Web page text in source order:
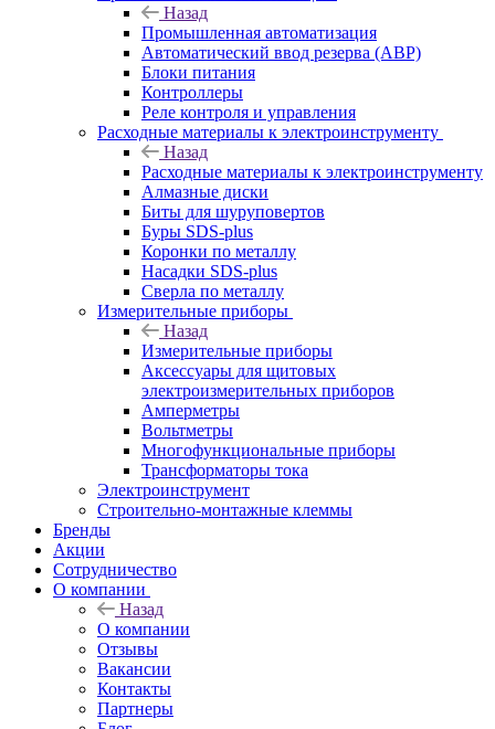
Назад
Промышленная автоматизация
Автоматический ввод резерва (АВР)
Блоки питания
Контроллеры
Реле контроля и управления
Расходные материалы к электроинструменту
Назад
Расходные материалы к электроинструменту
Алмазные диски
Биты для шуруповертов
Буры SDS-plus
Коронки по металлу
Насадки SDS-plus
Сверла по металлу
Измерительные приборы
Назад
Измерительные приборы
Аксессуары для щитовых
электроизмерительных приборов
Амперметры
Вольтметры
Многофункциональные приборы
Трансформаторы тока
Электроинструмент
Строительно-монтажные клеммы
Бренды
Акции
Сотрудничество
О компании
Назад
О компании
Отзывы
Вакансии
Контакты
Партнеры